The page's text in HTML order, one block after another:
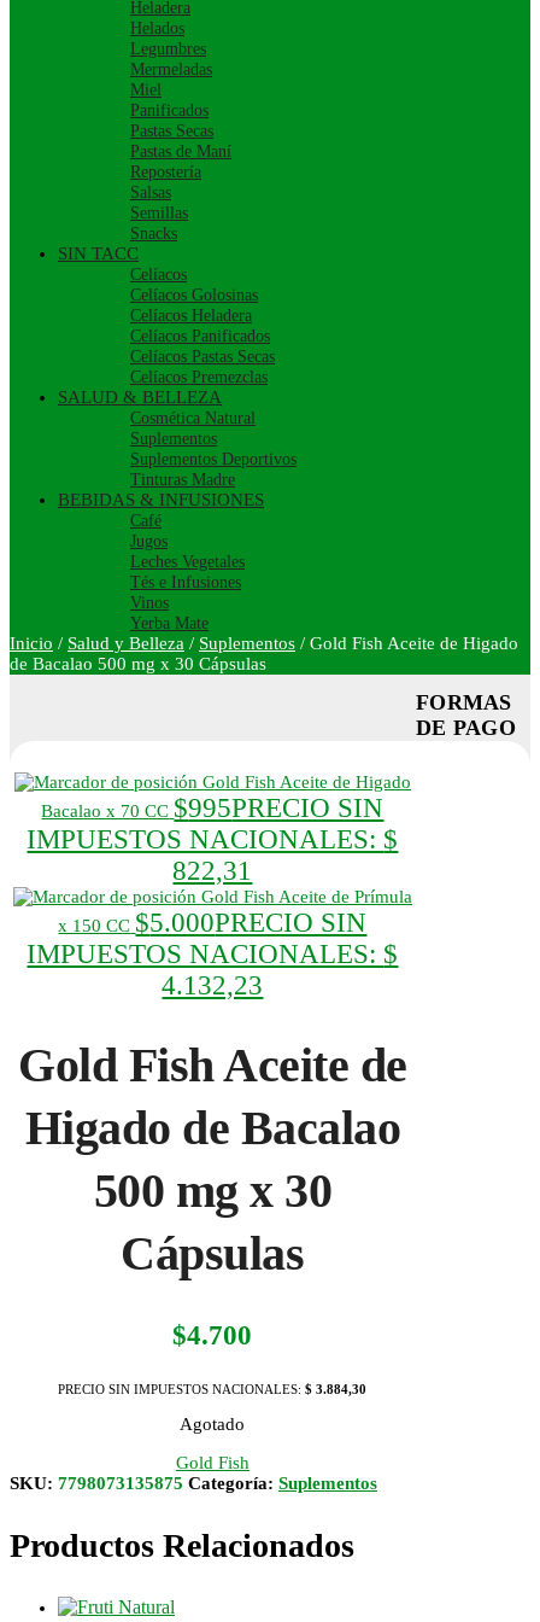
Heladera
Helados
Legumbres
Mermeladas
Miel
Panificados
Pastas Secas
Pastas de Maní
Repostería
Salsas
Semillas
Snacks
SIN TACC
Celíacos
Celíacos Golosinas
Celíacos Heladera
Celíacos Panificados
Celíacos Pastas Secas
Celíacos Premezclas
SALUD & BELLEZA
Cosmética Natural
Suplementos
Suplementos Deportivos
Tinturas Madre
BEBIDAS & INFUSIONES
Café
Jugos
Leches Vegetales
Tés e Infusiones
Vinos
Yerba Mate
Inicio / Salud y Belleza / Suplementos / Gold Fish Aceite de Higado
de Bacalao 500 mg x 30 Cápsulas
Gold Fish Aceite de Higado
Bacalao x 70 CC $995PRECIO SIN
IMPUESTOS NACIONALES: $
822,31
Gold Fish Aceite de Prímula
x 150 CC $5.000PRECIO SIN
IMPUESTOS NACIONALES: $
4.132,23
Gold Fish Aceite de
Higado de Bacalao
500 mg x 30
Cápsulas
$4.700
PRECIO SIN IMPUESTOS NACIONALES:$ 3.884,30
Agotado
Gold Fish
SKU: 7798073135875 Categoría: Suplementos
Productos Relacionados
FORMAS
DE PAGO